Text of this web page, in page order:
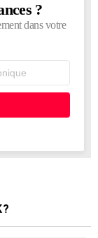
?
dans votre